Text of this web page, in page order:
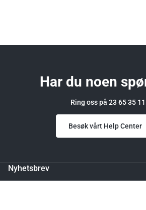
Har du noen
Ring oss på 23 65 35 11
Besøk vårt Help Center
Nyhetsbrev